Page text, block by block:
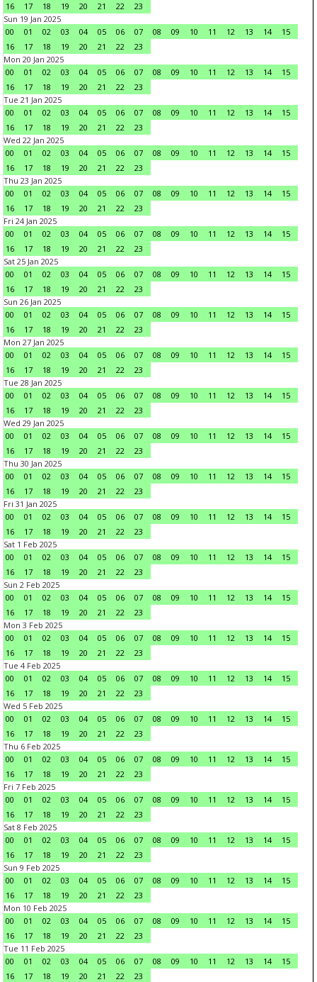
16
17 18 19 20 21 22
23
Sun 19 Jan 2025
00
01 02 03 04 05 06 07 08 09 10 11 12 13 14
15
16
17 18 19 20 21 22
23
Mon 20 Jan 2025
00
01 02 03 04 05 06 07 08 09 10 11 12 13 14
15
16
17 18 19 20 21 22
23
Tue 21 Jan 2025
00
01 02 03 04 05 06 07 08 09 10 11 12 13 14
15
16
17 18 19 20 21 22
23
Wed 22 Jan 2025
00
01 02 03 04 05 06 07 08 09 10 11 12 13 14
15
16
17 18 19 20 21 22
23
Thu 23 Jan 2025
00
01 02 03 04 05 06 07 08 09 10 11 12 13 14
15
16
17 18 19 20 21 22
23
Fri 24 Jan 2025
00
01 02 03 04 05 06 07 08 09 10 11 12 13 14
15
16
17 18 19 20 21 22
23
Sat 25 Jan 2025
00
01 02 03 04 05 06 07 08 09 10 11 12 13 14
15
16
17 18 19 20 21 22
23
Sun 26 Jan 2025
00
01 02 03 04 05 06 07 08 09 10 11 12 13 14
15
16
17 18 19 20 21 22
23
Mon 27 Jan 2025
00
01 02 03 04 05 06 07 08 09 10 11 12 13 14
15
16
17 18 19 20 21 22
23
Tue 28 Jan 2025
00
01 02 03 04 05 06 07 08 09 10 11 12 13 14
15
16
17 18 19 20 21 22
23
Wed 29 Jan 2025
00
01 02 03 04 05 06 07 08 09 10 11 12 13 14
15
16
17 18 19 20 21 22
23
Thu 30 Jan 2025
00
01 02 03 04 05 06 07 08 09 10 11 12 13 14
15
16
17 18 19 20 21 22
23
Fri 31 Jan 2025
00
01 02 03 04 05 06 07 08 09 10 11 12 13 14
15
16
17 18 19 20 21 22
23
Sat 1 Feb 2025
00
01 02 03 04 05 06 07 08 09 10 11 12 13 14
15
16
17 18 19 20 21 22
23
Sun 2 Feb 2025
00
01 02 03 04 05 06 07 08 09 10 11 12 13 14
15
16
17 18 19 20 21 22
23
Mon 3 Feb 2025
00
01 02 03 04 05 06 07 08 09 10 11 12 13 14
15
16
17 18 19 20 21 22
23
Tue 4 Feb 2025
00
01 02 03 04 05 06 07 08 09 10 11 12 13 14
15
16
17 18 19 20 21 22
23
Wed 5 Feb 2025
00
01 02 03 04 05 06 07 08 09 10 11 12 13 14
15
16
17 18 19 20 21 22
23
Thu 6 Feb 2025
00
01 02 03 04 05 06 07 08 09 10 11 12 13 14
15
16
17 18 19 20 21 22
23
Fri 7 Feb 2025
00
01 02 03 04 05 06 07 08 09 10 11 12 13 14
15
16
17 18 19 20 21 22
23
Sat 8 Feb 2025
00
01 02 03 04 05 06 07 08 09 10 11 12 13 14
15
16
17 18 19 20 21 22
23
Sun 9 Feb 2025
00
01 02 03 04 05 06 07 08 09 10 11 12 13 14
15
16
17 18 19 20 21 22
23
Mon 10 Feb 2025
00
01 02 03 04 05 06 07 08 09 10 11 12 13 14
15
16
17 18 19 20 21 22
23
Tue 11 Feb 2025
00
01 02 03 04 05 06 07 08 09 10 11 12 13 14
15
16
17 18 19 20 21 22
23